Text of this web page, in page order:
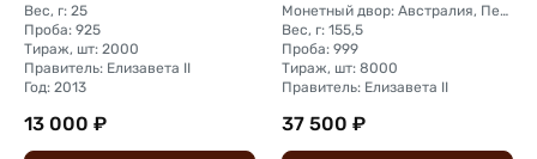
Вес, г: 25
Проба: 925
Тираж, шт: 2000
Правитель: Елизавета II
Год: 2013
13 000 ₽
Монетный двор: Австралия, Перт
Вес, г: 155,5
Проба: 999
Тираж, шт: 8000
Правитель: Елизавета II
37 500 ₽